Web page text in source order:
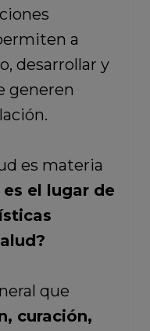
a
desarrollar y
generen
es materia
es el lugar de
que
curación,